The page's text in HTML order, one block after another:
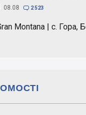
08.08  2 523
Montana | с. Гора,